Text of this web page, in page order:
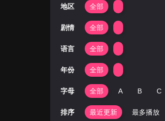
地区 全部
剧情 全部
语言 全部
年份 全部
字母 全部 A B C
排序 最近更新 最多播放